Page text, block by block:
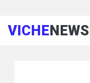
VICHENEWS